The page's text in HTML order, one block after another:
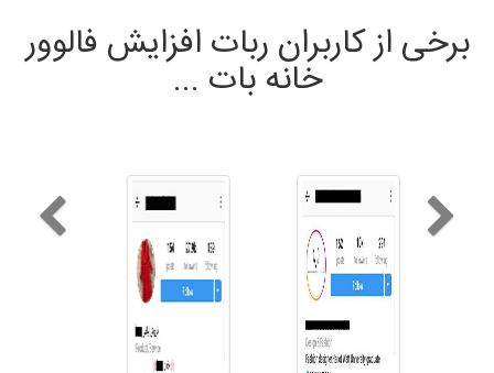
برخی از کاربران ربات افزایش فالوور
خانه بات ...